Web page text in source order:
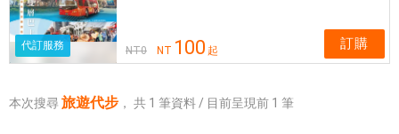
買
代訂服務 NT0 NT 100 起 訂購
本次搜尋 旅遊代步 ， 共 1 筆資料 / 目前呈現前 1 筆